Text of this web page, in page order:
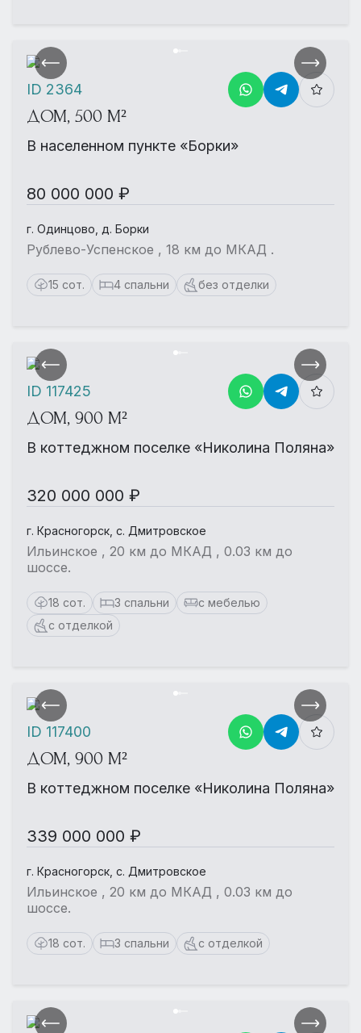
ДОМ, 500 М²
В населенном пункте «Борки»
80 000 000 ₽
г. Одинцово, д. Борки
Рублево-Успенское , 18 км до МКАД .
15 сот. 4 спальни без отделки
ID 2364
ДОМ, 900 М²
В коттеджном поселке «Николина Поляна»
320 000 000 ₽
г. Красногорск, с. Дмитровское
Ильинское , 20 км до МКАД , 0.03 км до
шоссе.
18 сот. 3 спальни
с мебелью
с отделкой
ID 117425
ДОМ, 900 М²
В коттеджном поселке «Николина Поляна»
339 000 000 ₽
г. Красногорск, с. Дмитровское
Ильинское , 20 км до МКАД , 0.03 км до
шоссе.
18 сот. 3 спальни с отделкой
ID 117400